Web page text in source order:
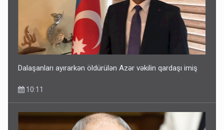
Dalaşanları ayırarkən öldürülən Azər vəkilin qardaşı imiş
10:11